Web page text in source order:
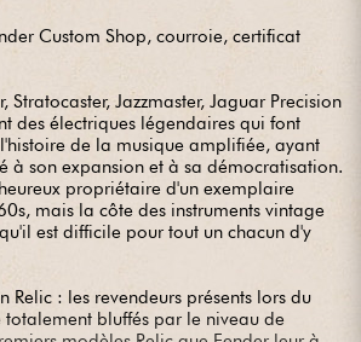
Custom Shop, courroie, certificat
Stratocaster, Jazzmaster, Jaguar Precision
des électriques légendaires qui font
de la musique amplifiée, ayant
à son expansion et à sa démocratisation.
propriétaire d'un exemplaire
mais la côte des instruments vintage
est difficile pour tout un chacun d'y
Relic : les revendeurs présents lors du
bluffés par le niveau de